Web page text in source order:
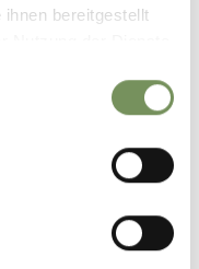
bereitgestellt